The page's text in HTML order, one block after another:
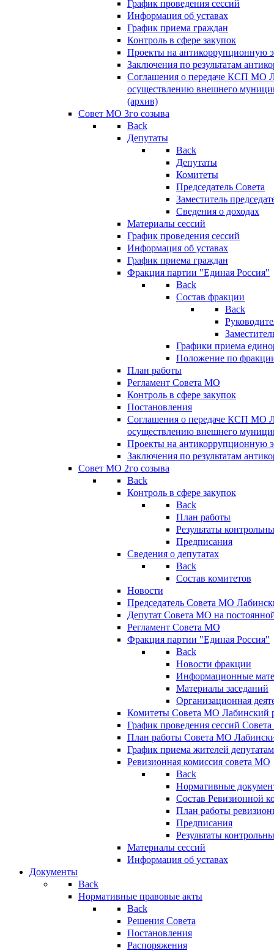
График проведения сессий
Информация об уставах
График приема граждан
Контроль в сфере закупок
Проекты на антикоррупционную
Заключения по результатам
Соглашения о передаче КСП МО
осуществлению внешнего
(архив)
Совет МО 3го созыва
Back
Депутаты
Back
Депутаты
Комитеты
Председатель Совета
Заместитель
Сведения о доходах
Материалы сессий
График проведения сессий
Информация об уставах
График приема граждан
Фракция партии "Единая Россия"
Back
Состав фракции
Back
Графики приема
Положение по
План работы
Регламент Совета МО
Контроль в сфере закупок
Постановления
Соглашения о передаче КСП МО
осуществлению внешнего
Проекты на антикоррупционную
Заключения по результатам
Совет МО 2го созыва
Back
Контроль в сфере закупок
Back
План работы
Результаты
Предписания
Сведения о депутатах
Back
Состав комитетов
Новости
Председатель Совета МО
Депутат Совета МО на
Регламент Совета МО
Фракция партии "Единая Россия"
Back
Новости фракции
Информационные
Материалы заседаний
Организационная
Комитеты Совета МО Лабинский
График проведения сессий
План работы Совета МО
График приема жителей
Ревизионная комиссия совета МО
Back
Нормативные
Состав Ревизионной
План работы
Предписания
Результаты
Материалы сессий
Информация об уставах
Документы
Back
Нормативные правовые акты
Back
Решения Совета
Постановления
Распоряжения